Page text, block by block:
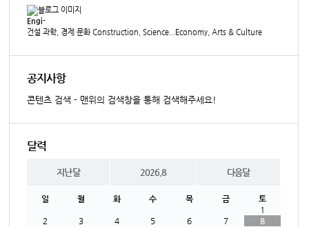
Engi-
건설 과학, 경제 문화 Construction, Science...Economy, Arts & Culture
공지사항
콘텐츠 검색 - 맨위의 검색창을 통해 검색해주세요!
달력
지난달 2026.8 다음달
일 월 화 수 목 금
토
1
2
3 4 5 6 7 8